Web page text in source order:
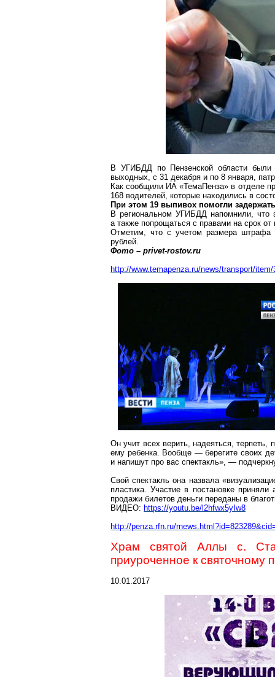
В УГИБДД по Пензенской области были
выходных, с 31 декабря и по 8 января,
Как сообщили ИА «ТемаПенза» в отделе
168 водителей, которые находились в
При этом 19 выпивох помогли
В региональном УГИБДД напомнили, что
а также попрощаться с правами на срок от
Отметим, что с учетом размера
рублей.
Фото – privet-rostov.ru
http://www.temapenza.ru/news/transport/item/
Он учит всех верить, надеяться,
ему ребенка. Вообще — берегите своих
и напишут про вас спектакль», —
Свой спектакль она назвала
пластика. Участие в постановке приняли
продажи билетов деньги переданы в
ВИДЕО: https://youtu.be/l2hfwx5yIw8
http://penza.rfn.ru/
Храм святой Аллы с.
приуроченное к святочному
10.01.2017